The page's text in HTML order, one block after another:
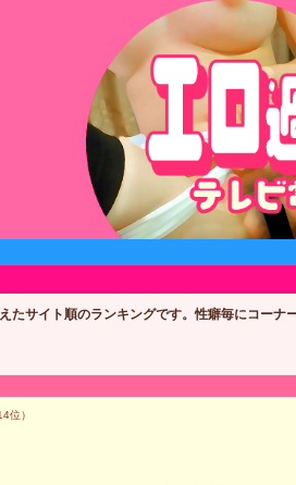
たサイト順のランキングです。性癖毎にコー
位）